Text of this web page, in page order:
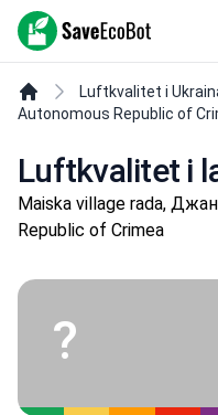
SaveEcoBot
Luftkvalitet i
Autonomous Republic of
Luftkvalitet i
Maiska village rada,
Republic of Crimea
?